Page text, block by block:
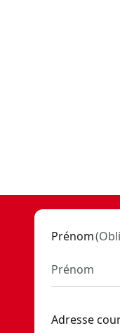
et surface de
Prénom(
Adresse